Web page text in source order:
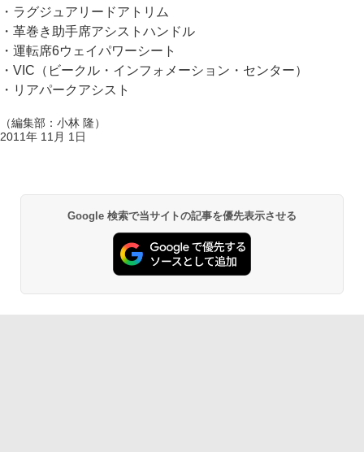
・ラグジュアリードアトリム
・革巻き助手席アシストハンドル
・運転席6ウェイパワーシート
・VIC（ビークル・インフォメーション・センター）
・リアパークアシスト
（編集部：小林 隆）
2011年 11月 1日
Google 検索で当サイトの記事を優先表示させる